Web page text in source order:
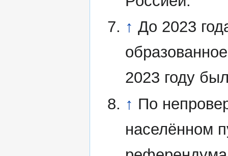
↑ До 2023
2023 году
↑ По
населённом